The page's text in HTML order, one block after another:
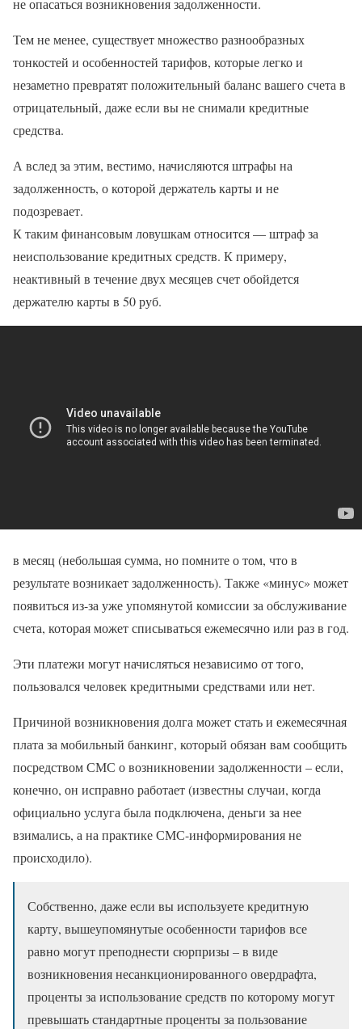
Тем не менее, существует множество разнообразных
тонкостей и особенностей тарифов, которые легко и
незаметно превратят положительный баланс вашего счета в
отрицательный, даже если вы не снимали кредитные
средства.
А вслед за этим, вестимо, начисляются штрафы на
задолженность, о которой держатель карты и не
подозревает.
К таким финансовым ловушкам относится — штраф за
неиспользование кредитных средств. К примеру,
неактивный в течение двух месяцев счет обойдется
держателю карты в 50 руб.
в месяц (небольшая сумма, но помните о том, что в
результате возникает задолженность). Также «минус» может
появиться из-за уже упомянутой комиссии за обслуживание
счета, которая может списываться ежемесячно или раз в год.
Эти платежи могут начисляться независимо от того,
пользовался человек кредитными средствами или нет.
Причиной возникновения долга может стать и ежемесячная
плата за мобильный банкинг, который обязан вам сообщить
посредством СМС о возникновении задолженности – если,
конечно, он исправно работает (известны случаи, когда
официально услуга была подключена, деньги за нее
взимались, а на практике СМС-информирования не
происходило).
Собственно, даже если вы используете кредитную
карту, вышеупомянутые особенности тарифов все
равно могут преподнести сюрпризы – в виде
возникновения несанкционированного овердрафта,
проценты за использование средств по которому могут
превышать стандартные проценты за пользование